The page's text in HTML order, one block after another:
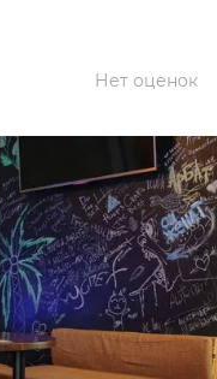
Нет оценок